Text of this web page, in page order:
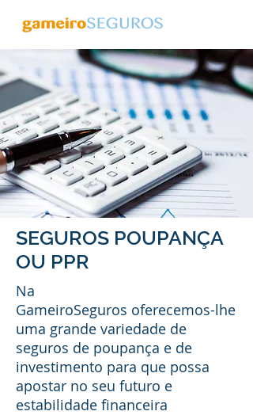
SEGUROS POUPANÇA
OU PPR
Na
GameiroSeguros oferecemos-lhe
uma grande variedade de
seguros de poupança e de
investimento para que possa
apostar no seu futuro e
estabilidade financeira